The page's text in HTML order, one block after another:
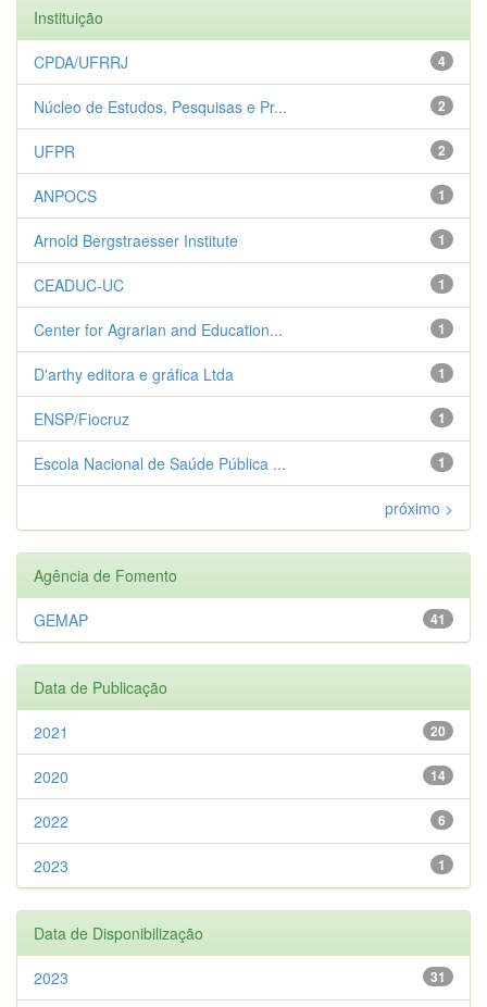
Instituição
4
CPDA/UFRRJ
2
Núcleo de Estudos, Pesquisas e Pr...
2
UFPR
1
ANPOCS
1
Arnold Bergstraesser Institute
1
CEADUC-UC
1
Center for Agrarian and Education...
1
D'arthy editora e gráfica Ltda
1
ENSP/Fiocruz
1
Escola Nacional de Saúde Pública ...
próximo >
Agência de Fomento
41
GEMAP
Data de Publicação
20
2021
14
2020
6
2022
1
2023
Data de Disponibilização
31
2023